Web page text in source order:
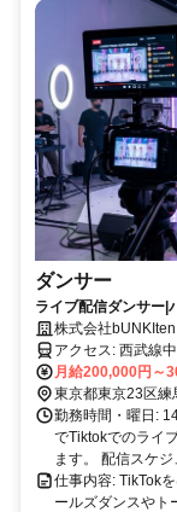
ダンサー
ライブ配信ダンサー|
株式会社bUNKIten
アクセス:
月給200,000円～
東京都東京23区練
勤務時間・曜日:
でTiktokでのライ
ます。 配信スケ
仕事内容: TikTok
ールズダンスやト